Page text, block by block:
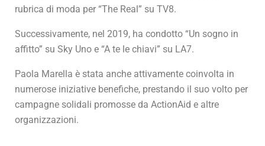
rubrica di moda per “The Real” su TV8.
Successivamente, nel 2019, ha condotto “Un sogno in
affitto” su Sky Uno e “A te le chiavi” su LA7.
Paola Marella è stata anche attivamente coinvolta in
numerose iniziative benefiche, prestando il suo volto per
campagne solidali promosse da ActionAid e altre
organizzazioni.